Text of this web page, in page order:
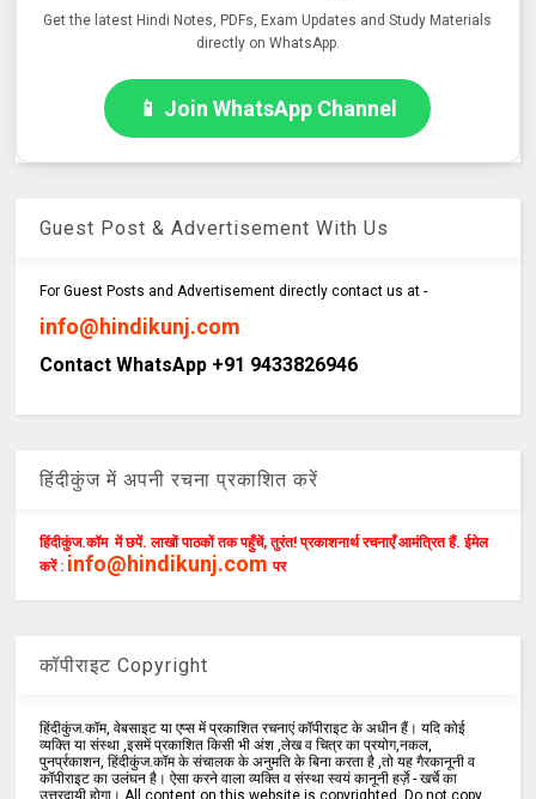
Get the latest Hindi Notes, PDFs, Exam Updates and Study Materials
directly on WhatsApp.
📱 Join WhatsApp Channel
Guest Post & Advertisement With Us
For Guest Posts and Advertisement directly contact us at -
info@hindikunj.com
Contact WhatsApp +91 9433826946
हिंदीकुंज में अपनी रचना प्रकाशित करें
हिंदीकुंज.कॉम में छपें. लाखों पाठकों तक पहुँचें, तुरंत! प्रकाशनार्थ रचनाएँ आमंत्रित हैं. ईमेल
करें : info@hindikunj.com पर
कॉपीराइट Copyright
हिंदीकुंज.कॉम, वेबसाइट या एप्स में प्रकाशित रचनाएं कॉपीराइट के अधीन हैं। यदि कोई
व्यक्ति या संस्था ,इसमें प्रकाशित किसी भी अंश ,लेख व चित्र का प्रयोग,नकल,
पुनर्प्रकाशन, हिंदीकुंज.कॉम के संचालक के अनुमति के बिना करता है ,तो यह गैरकानूनी व
कॉपीराइट का उलंघन है। ऐसा करने वाला व्यक्ति व संस्था स्वयं कानूनी हर्ज़े - खर्चे का
उत्तरदायी होगा। All content on this website is copyrighted. Do not copy